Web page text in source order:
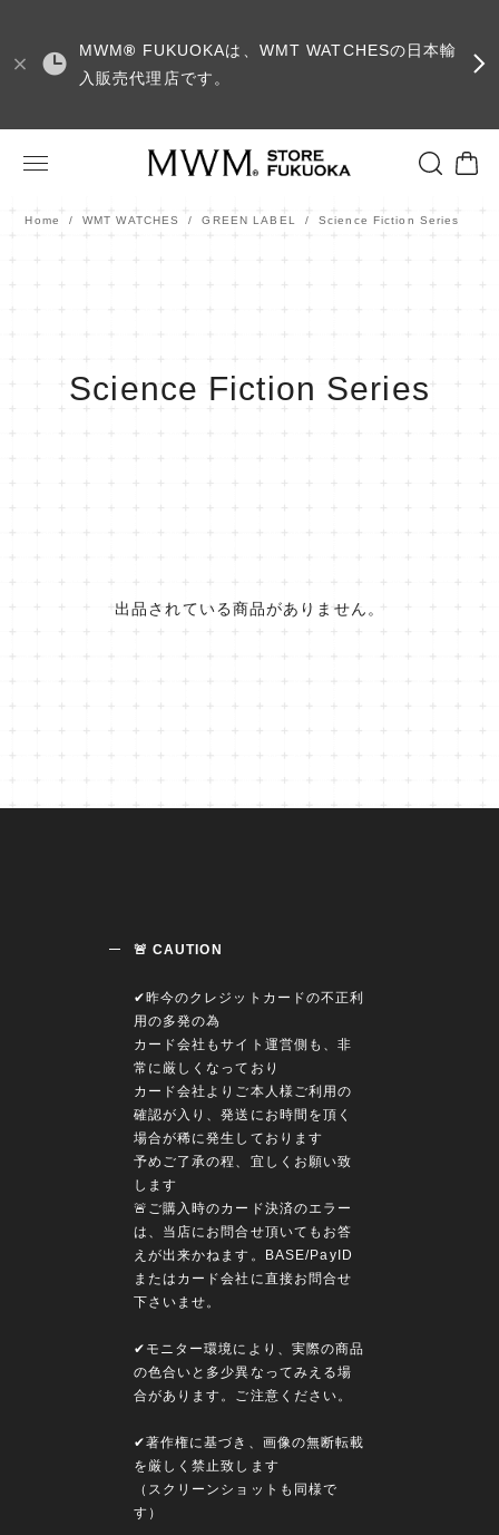
MWM® FUKUOKAは、WMT WATCHESの日本輸
入販売代理店です。
Home WMT WATCHES GREEN LABEL Science Fiction Series
Science Fiction Series
出品されている商品がありません。
🚨 CAUTION
✔︎昨今のクレジットカードの不正利
用の多発の為
カード会社もサイト運営側も、非
常に厳しくなっており
カード会社よりご本人様ご利用の
確認が入り、発送にお時間を頂く
場合が稀に発生しております
予めご了承の程、宜しくお願い致
します
🚨ご購入時のカード決済のエラー
は、当店にお問合せ頂いてもお答
えが出来かねます。BASE/PayID
またはカード会社に直接お問合せ
下さいませ。
✔︎モニター環境により、実際の商品
の色合いと多少異なってみえる場
合があります。ご注意ください。
✔︎著作権に基づき、画像の無断転載
を厳しく禁止致します
（スクリーンショットも同様で
す）